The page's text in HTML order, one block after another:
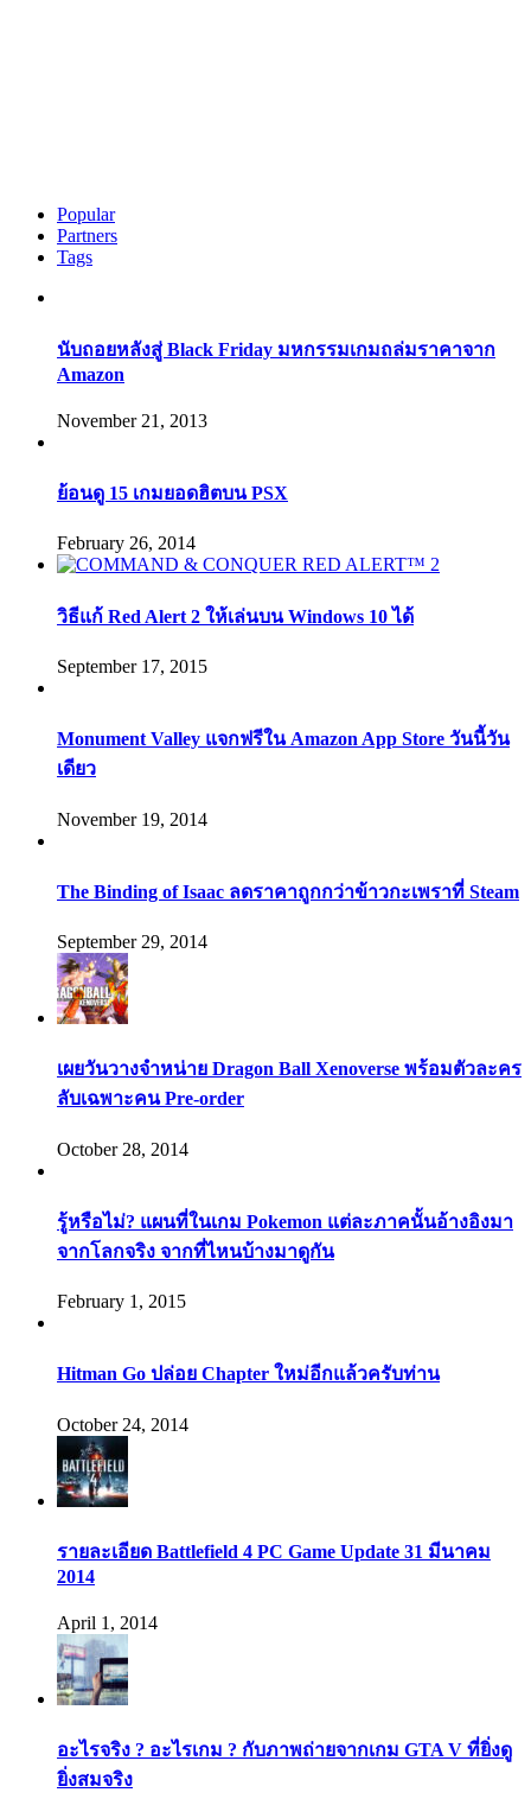
Popular
Partners
Tags
นับถอยหลังสู่ Black Friday มหกรรมเกมถล่มราคาจาก
Amazon
November 21, 2013
ย้อนดู 15 เกมยอดฮิตบน PSX
February 26, 2014
วิธีแก้ Red Alert 2 ให้เล่นบน Windows 10 ได้
September 17, 2015
Monument Valley แจกฟรีใน Amazon App Store วันนี้วัน
เดียว
November 19, 2014
The Binding of Isaac ลดราคาถูกกว่าข้าวกะเพราที่ Steam
September 29, 2014
เผยวันวางจำหน่าย Dragon Ball Xenoverse พร้อมตัวละคร
ลับเฉพาะคน Pre-order
October 28, 2014
รู้หรือไม่? แผนที่ในเกม Pokemon แต่ละภาคนั้นอ้างอิงมา
จากโลกจริง จากที่ไหนบ้างมาดูกัน
February 1, 2015
Hitman Go ปล่อย Chapter ใหม่อีกแล้วครับท่าน
October 24, 2014
รายละเอียด Battlefield 4 PC Game Update 31 มีนาคม
2014
April 1, 2014
อะไรจริง ? อะไรเกม ? กับภาพถ่ายจากเกม GTA V ที่ยิ่งดู
ยิ่งสมจริง